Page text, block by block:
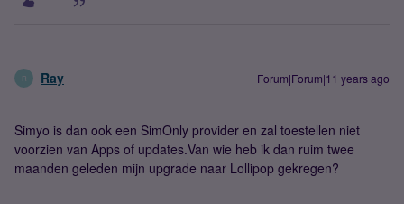
R Ray Forum|Forum|11 years ago
Simyo is dan ook een SimOnly provider en zal toestellen niet
voorzien van Apps of updates.Van wie heb ik dan ruim twee
maanden geleden mijn upgrade naar Lollipop gekregen?